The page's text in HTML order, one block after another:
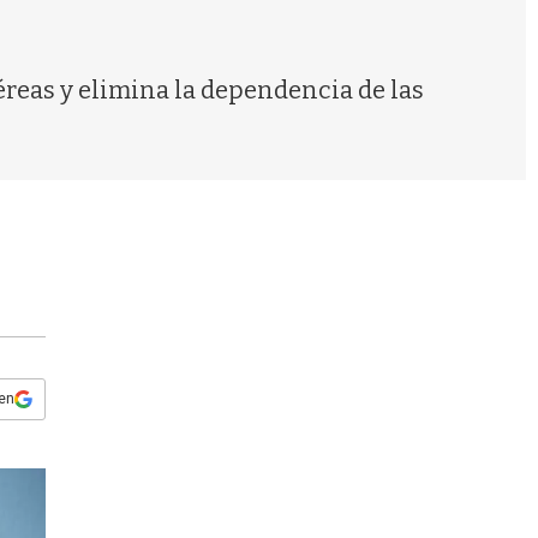
y elimina la dependencia de las